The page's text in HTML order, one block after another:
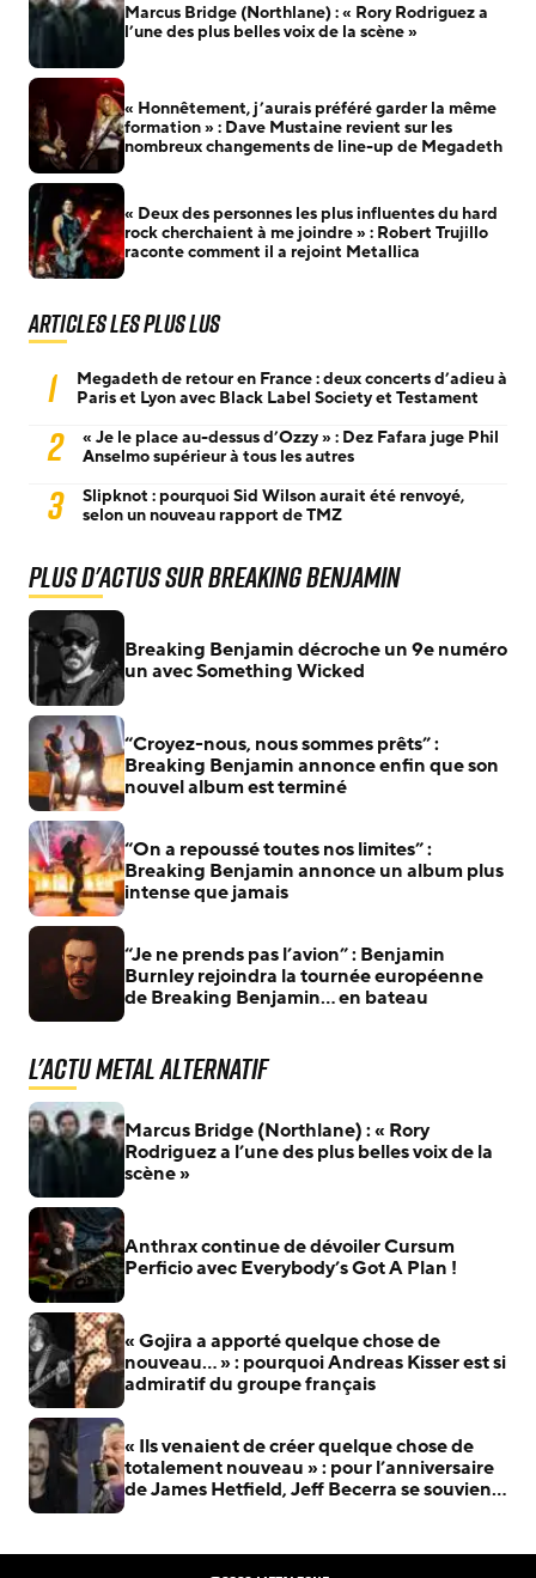
Marcus Bridge (Northlane) : « Rory Rodriguez a
l’une des plus belles voix de la scène »
« Honnêtement, j’aurais préféré garder la même
formation » : Dave Mustaine revient sur les
nombreux changements de line-up de Megadeth
« Deux des personnes les plus influentes du hard
rock cherchaient à me joindre » : Robert Trujillo
raconte comment il a rejoint Metallica
Articles les plus lus
1
Megadeth de retour en France : deux concerts d’adieu à
Paris et Lyon avec Black Label Society et Testament
2
« Je le place au-dessus d’Ozzy » : Dez Fafara juge Phil
Anselmo supérieur à tous les autres
3
Slipknot : pourquoi Sid Wilson aurait été renvoyé,
selon un nouveau rapport de TMZ
Plus d'actus sur Breaking Benjamin
Breaking Benjamin décroche un 9e numéro
un avec Something Wicked
“Croyez-nous, nous sommes prêts” :
Breaking Benjamin annonce enfin que son
nouvel album est terminé
“On a repoussé toutes nos limites” :
Breaking Benjamin annonce un album plus
intense que jamais
“Je ne prends pas l’avion” : Benjamin
Burnley rejoindra la tournée européenne
de Breaking Benjamin… en bateau
L'actu Metal Alternatif
Marcus Bridge (Northlane) : « Rory
Rodriguez a l’une des plus belles voix de la
scène »
Anthrax continue de dévoiler Cursum
Perficio avec Everybody’s Got A Plan !
« Gojira a apporté quelque chose de
nouveau… » : pourquoi Andreas Kisser est si
admiratif du groupe français
« Ils venaient de créer quelque chose de
totalement nouveau » : pour l’anniversaire
de James Hetfield, Jeff Becerra se souvient